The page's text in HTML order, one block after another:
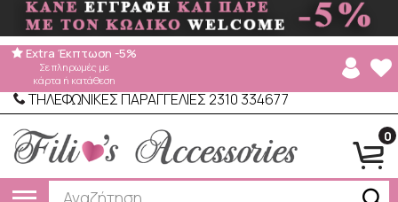
ΤΗΛΕΦΩΝΙΚΕΣ ΠΑΡΑΓΓΕΛΙΕΣ 2310 334677
0
Extra Έκπτωση -5%
Σε πληρωμές με
κάρτα ή κατάθεση